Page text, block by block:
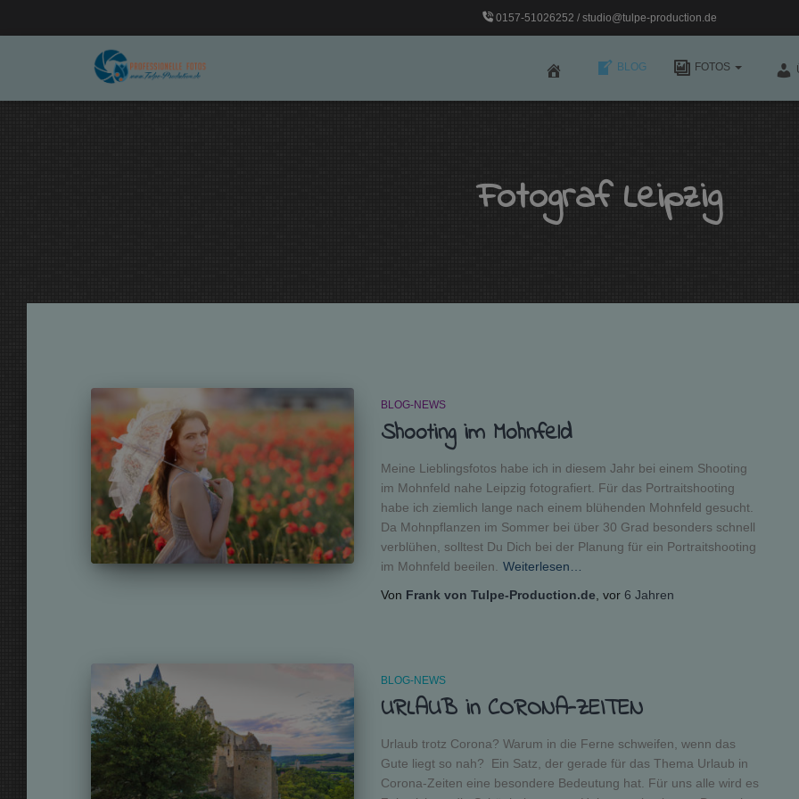
0157-51026252 / studio@tulpe-production.de
BLOG FOTOS
Fotograf Leipzig
BLOG-NEWS
Shooting im Mohnfeld
Meine Lieblingsfotos habe ich in diesem Jahr bei einem Shooting
im Mohnfeld nahe Leipzig fotografiert. Für das Portraitshooting
habe ich ziemlich lange nach einem blühenden Mohnfeld gesucht.
Da Mohnpflanzen im Sommer bei über 30 Grad besonders schnell
verblühen, solltest Du Dich bei der Planung für ein Portraitshooting
im Mohnfeld beeilen.
Weiterlesen…
Von Frank von Tulpe-Production.de , vor 6 Jahren
BLOG-NEWS
URLAUB in CORONA-ZEITEN
Urlaub trotz Corona? Warum in die Ferne schweifen, wenn das
Gute liegt so nah? Ein Satz, der gerade für das Thema Urlaub in
Corona-Zeiten eine besondere Bedeutung hat. Für uns alle wird es